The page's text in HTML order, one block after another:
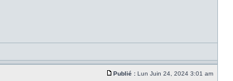
Publié : Lun Juin 24, 2024 3:01 am